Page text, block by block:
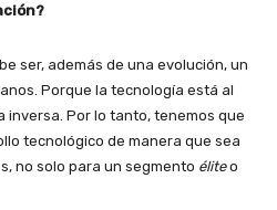
ser, además de una evolución, un
Porque la tecnología está al
inversa. Por lo tanto, tenemos que
tecnológico de manera que sea
no solo para un segmento éliteo